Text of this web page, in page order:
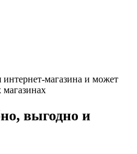
интернет-магазина и может
магазинах
выгодно и